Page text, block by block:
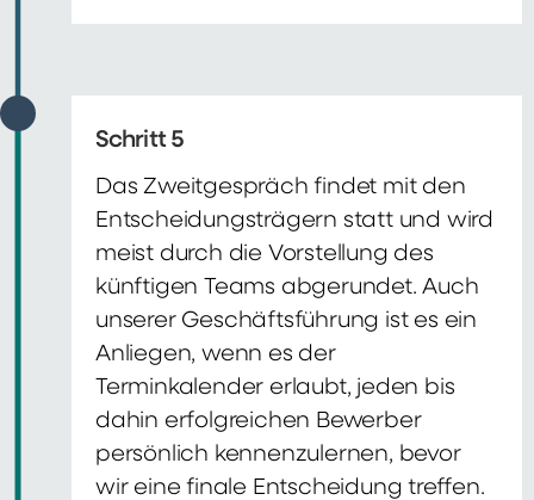
Schritt 5
Das Zweitgespräch findet mit den
Entscheidungsträgern statt und wird
meist durch die Vorstellung des
künftigen Teams abgerundet. Auch
unserer Geschäftsführung ist es ein
Anliegen, wenn es der
Terminkalender erlaubt, jeden bis
dahin erfolgreichen Bewerber
persönlich kennenzulernen, bevor
wir eine finale Entscheidung treffen.